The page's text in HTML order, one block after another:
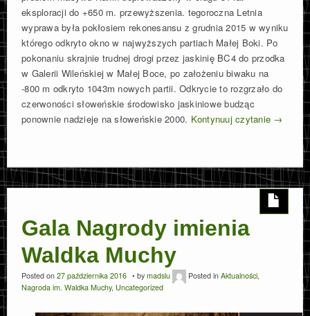
eksploracji do +650 m. przewyższenia. tegoroczna Letnia
wyprawa była pokłosiem rekonesansu z grudnia 2015 w wyniku
którego odkryto okno w najwyższych partiach Małej Boki. Po
pokonaniu skrajnie trudnej drogi przez jaskinię BC4 do przodka
w Galerii Wileńskiej w Małej Boce, po założeniu biwaku na
-800 m odkryto 1043m nowych partii. Odkrycie to rozgrzało do
czerwoności słoweńskie środowisko jaskiniowe budząc
ponownie nadzieje na słoweńskie 2000. Kontynuuj czytanie →
Gala Nagrody imienia
Waldka Muchy
Posted on 27 października 2016 by madslu Posted in Aktualności
Nagroda im. Waldka Muchy, Uncategorized